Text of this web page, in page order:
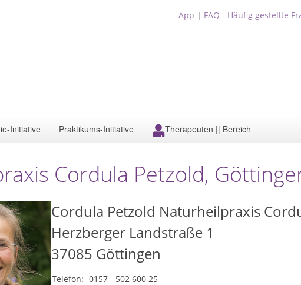
App | FAQ - Häufig gestellte
Initiative Praktikums-Initiative Therapeuten || Bereich
Cordula Petzold,
Cordula Petzold Naturheilpraxis
Herzberger Landstraße 1
37085 Göttingen
Telefon: 0157 - 502 600 25